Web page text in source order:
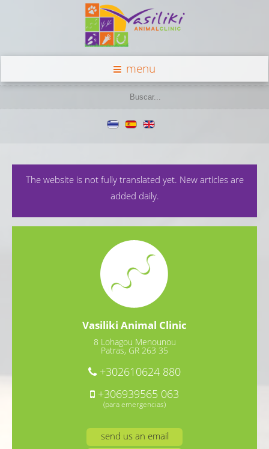
menu
The website is not fully translated yet. New articles are
added daily.
Vasiliki Animal Clinic
8 Lohagou Menounou
Patras, GR 263 35
+302610624 880
+306939565 063
(para emergencias)
send us an email